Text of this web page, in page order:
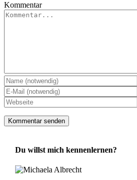
Kommentar
Du willst mich kennenlernen?